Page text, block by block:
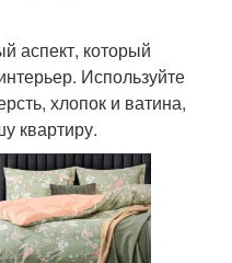
аспект, который
Используйте
хлопок и ватина,
квартиру.